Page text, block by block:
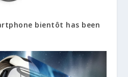
bientôt has been